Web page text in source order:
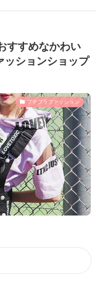
すすめなかわい
ションショップ
プチプラファッション